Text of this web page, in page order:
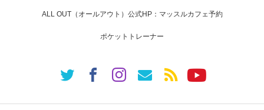
「ねとらぼ」さんに…
ALL OUT（オールアウト）公式HP：マッスルカフェ予約
ポケットトレーナー